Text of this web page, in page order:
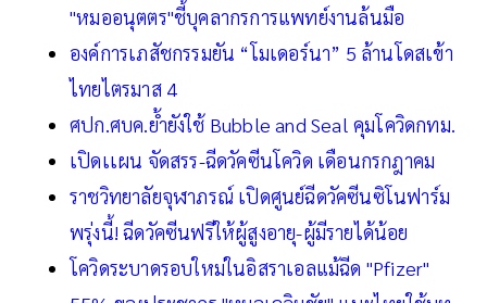
"หมออนุตตร"ชี้บุคลากรการแพทย์งานล้นมือ
องค์การเภสัชกรรมยัน “โมเดอร์นา” 5 ล้านโดสเข้า
ไทยไตรมาส 4
ศปก.ศบค.ย้ำยังใช้ Bubble and Seal คุมโควิดกทม.
เปิดเเผน จัดสรร-ฉีดวัคซีนโควิด เดือนกรกฎาคม
ราชวิทยาลัยจุฬาภรณ์ เปิดศูนย์ฉีดวัคซีนซิโนฟาร์ม
พรุ่งนี้! ฉีดวัคซีนฟรีให้ผู้สูงอายุ-ผู้มีรายได้น้อย
โควิดระบาดรอบใหม่ในอิสราเอลแม้ฉีด "Pfizer"